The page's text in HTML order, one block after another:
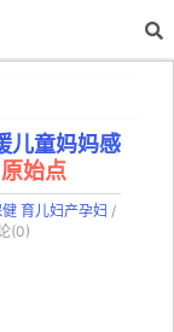
儿童妈妈感
始点
育儿妇产孕妇 /
(0)